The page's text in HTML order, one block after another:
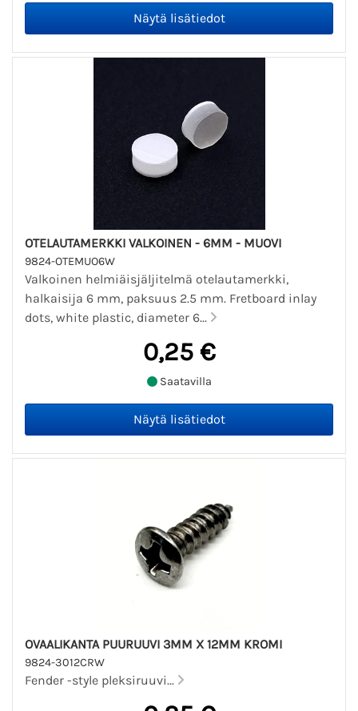
OTELAUTAMERKKI VALKOINEN - 6MM - MUOVI
9824-OTEMUO6W
Valkoinen helmiäisjäljitelmä otelautamerkki,
halkaisija 6 mm, paksuus 2.5 mm. Fretboard inlay
dots, white plastic, diameter 6...
0,25 €
Saatavilla
OVAALIKANTA PUURUUVI 3MM X 12MM KROMI
9824-3012CRW
Fender -style pleksiruuvi...